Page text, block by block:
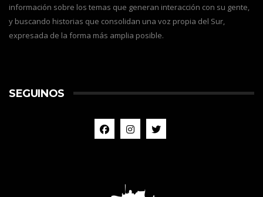
información sobre los temas que generan interacción con su gente,
y buscando historias que consolidan una voz propia del Sur,
expresada de la forma más amplia posible.
SEGUINOS